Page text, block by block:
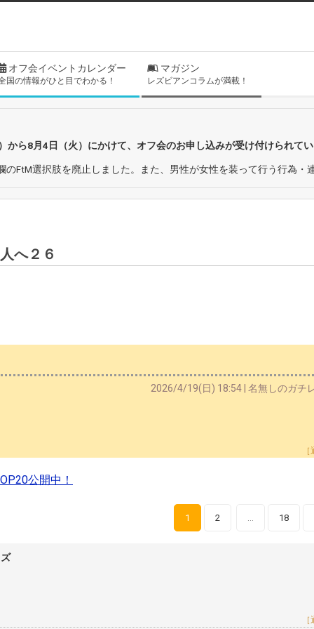
オフ会イベントカレンダー
国の情報がひと目でわかる！
マガジン
レズビアンコラムが満載！
から8月4日（火）にかけて、オフ会のお申し込みが受け付けられてい
のFtM選択肢を廃止しました。また、男性が女性を装って行う行為・
へ２６
2026/4/19(日) 18:54 | 名無しのガチ
公開中！
1 2 … 18